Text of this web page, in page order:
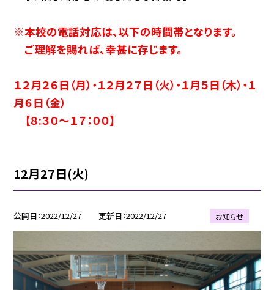
※本校の電話対応は、以下の時間帯となります。
ご理解を賜れば、幸甚に存じます。
１２月２６日（月）・１２月２７日（火）・１月５日（木）・１
月６日（金）
【８:３０〜１７：００】
12月27日(火)
公開日 2022/12/27 更新日 2022/12/27 お知らせ